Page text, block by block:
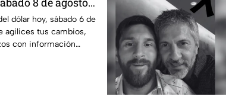
dólar hoy, sábado 6 de
agilices tus cambios,
con información